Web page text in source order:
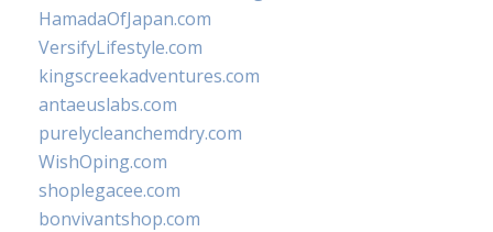
HamadaOfJapan.com
VersifyLifestyle.com
kingscreekadventures.com
antaeuslabs.com
purelycleanchemdry.com
WishOping.com
shoplegacee.com
bonvivantshop.com